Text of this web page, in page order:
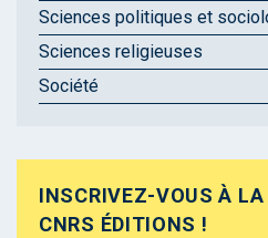
Sciences politiques et
Sciences religieuses
Société
INSCRIVEZ-VOUS À LA
CNRS ÉDITIONS !